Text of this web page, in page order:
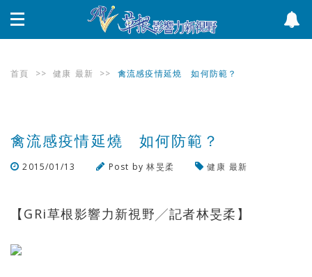
首頁 >> 健康 最新 >> 禽流感疫情延燒 如何防範？
禽流感疫情延燒 如何防範？
2015/01/13 Post by林旻柔 健康 最新
【GRi草根影響力新視野╱記者林旻柔】